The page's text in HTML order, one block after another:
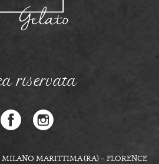
riservata
MARITTIMA (RA) - FLORENCE